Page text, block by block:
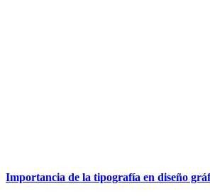
Importancia de la tipografía en diseño